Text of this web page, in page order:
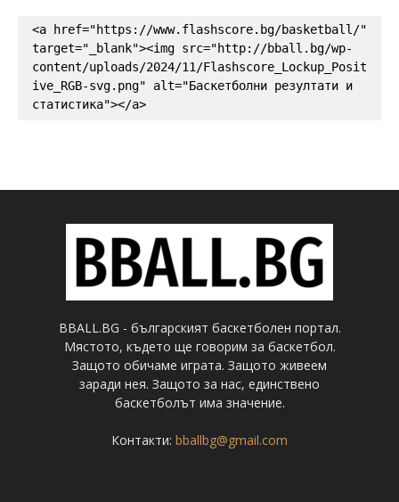
<a href="https://www.flashscore.bg/basketball/"
target="_blank"><img src="http://bball.bg/wp-
content/uploads/2024/11/Flashscore_Lockup_Posit
ive_RGB-svg.png" alt="Баскетболни резултати и
статистика"></a>
BBALL.BG - българският баскетболен портал.
Мястото, където ще говорим за баскетбол.
Защото обичаме играта. Защото живеем
заради нея. Защото за нас, единствено
баскетболът има значение.
Контакти: bballbg@gmail.com